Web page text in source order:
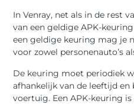
In Venray, net als in de rest
van een geldige APK-
een geldige keuring mag je
voor zowel personenauto’s
De keuring moet periodiek
afhankelijk van de leeftijd
voertuig. Een APK-keuring